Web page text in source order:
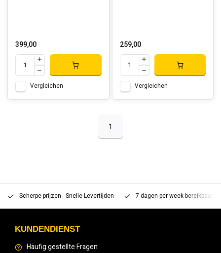
399,00
Vergleichen
259,00
Vergleichen
1
Scherpe prijzen - Snelle Levertijden 7 dagen per week bereikbaar
KUNDENDIENST
Häufig gestellte Fragen